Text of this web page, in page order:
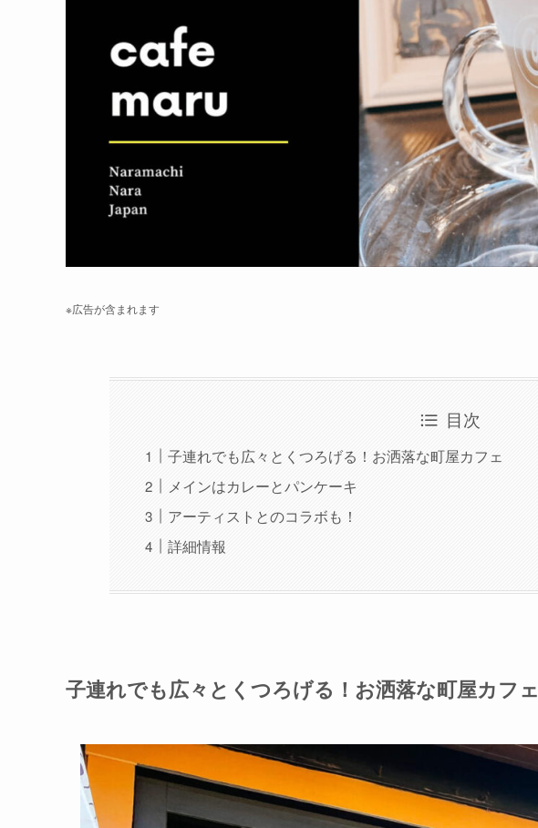
※広告が含まれます
目次
子連れでも広々とくつろげる！お洒落な町屋カフェ
メインはカレーとパンケーキ
アーティストとのコラボも！
詳細情報
子連れでも広々とくつろげる！お洒落な町屋カフェ